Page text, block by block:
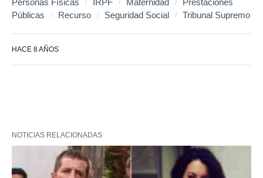
Públicas
Recurso Seguridad Social Tribunal Supremo
HACE 8 AÑOS
NOTICIAS RELACIONADAS